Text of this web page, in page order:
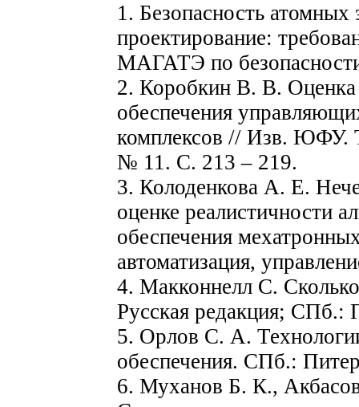
1. Безопасность атомных
проектирование:
МАГАТЭ по
2. Коробкин В. В. Оценка
обеспечения
комплексов // Изв. ЮФУ.
№ 11. С. 213 – 219.
3. Колоденкова А. Е.
оценке реалистичности
обеспечения
автоматизация,
4. Макконнелл С.
Русская редакция; СПб.:
5. Орлов С. А.
обеспечения. СПб.:
6. Муханов Б. К.,